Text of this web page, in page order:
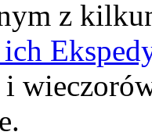
z